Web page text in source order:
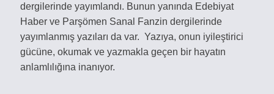
dergilerinde yayımlandı. Bunun yanında Edebiyat
Haber ve Parşömen Sanal Fanzin dergilerinde
yayımlanmış yazıları da var. Yazıya, onun iyileştirici
gücüne, okumak ve yazmakla geçen bir hayatın
anlamlılığına inanıyor.